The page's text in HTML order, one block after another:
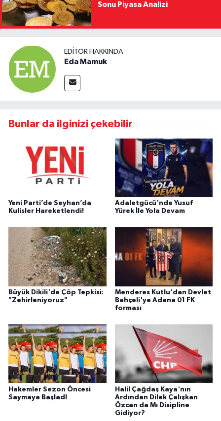
Sonu Piyasa Analizi
EDITÖR HAKKINDA
Eda Mamuk
Bunlar da ilginizi çekebilir
Yeni Parti’de Seyhan’da
Kulisler Hareketlendi!
Adaletgücü'nde Yusuf
Yürek İle Yola Devam
Büyük Dikili'de Çöp Tepkisi:
"Zehirleniyoruz"
Menderes Kutlu'dan Devlet
Bahçeli'ye Adana 01 FK
forması
Hakemler Sezon Öncesi
Saymaya BaşladI
Halil Çağdaş Kaya'nın
Ardından Dilek Çalışkan
Özcan da Mı Disipline
Gidiyor?